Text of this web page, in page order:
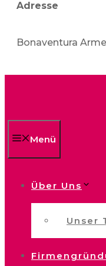
Adresse
Bonaventura
Menü
Über Uns
Unser